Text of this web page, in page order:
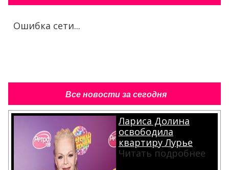
Ошибка сети...
Все новости за сегодня
Лариса Долина
освободила
квартиру Лурье
Читать подробнее